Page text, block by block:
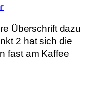
Überschrift dazu
2 hat sich die
fast am Kaffee